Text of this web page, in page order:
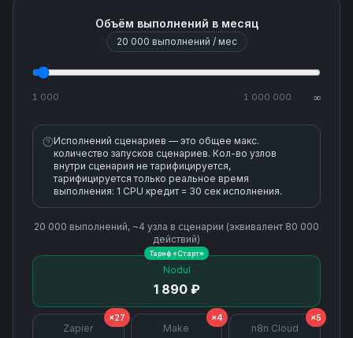
Edit Campaign Template
Find Customer
Find Tag
Find or Create Tag
Get Campaign
Объём выполнений в месяц
20 000 выполнений / мес
1 000 1 000 000 ∞
Исполнений сценариев — это общее макс.
количество запусков сценариев. Кол-во узлов
внутри сценария не тарифицируется,
тарифицируется только реальное время
выполнения: 1 CPU кредит = 30 сек исполнения.
20 000 выполнений, ~4 узла в сценарии (эквивалент 80 000
действий)
Nodul
1 890 ₽
Тариф «Старт»
Zapier
×27
Make
×4
n8n Cloud
×5